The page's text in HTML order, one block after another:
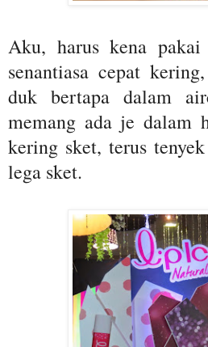
Aku, harus kena
senantiasa cepat
duk bertapa dalam
memang ada je dalam
kering sket, terus
lega sket.